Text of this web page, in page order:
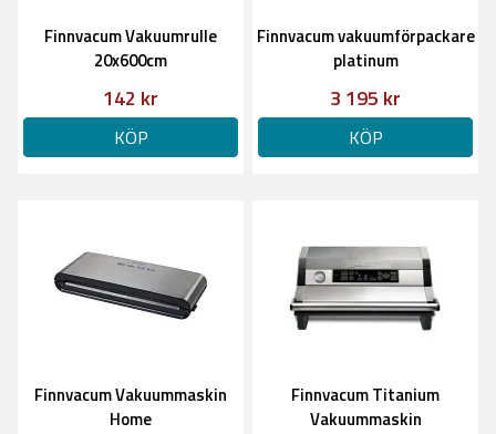
Finnvacum Vakuumrulle
20x600cm
142 kr
KÖP
Finnvacum vakuumförpackare
platinum
3 195 kr
KÖP
Finnvacum Vakuummaskin
Home
Finnvacum Titanium
Vakuummaskin